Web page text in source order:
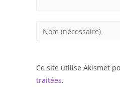
Enter
or
username
Ce site utilise Akismet
traitées.